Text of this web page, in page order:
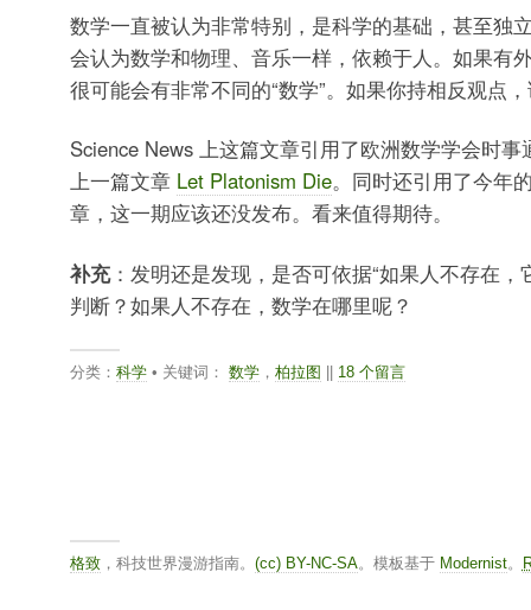
数学一直被认为非常特别，是科学的基础，甚至独
会认为数学和物理、音乐一样，依赖于人。如果有
很可能会有非常不同的“数学”。如果你持相反观点
Science News 上这篇文章引用了欧洲数学学会时事
上一篇文章 Let Platonism Die。同时还引用了今年
章，这一期应该还没发布。看来值得期待。
补充：发明还是发现，是否可依据“如果人不存在，
判断？如果人不存在，数学在哪里呢？
分类： 科学• 关键词： 数学， 柏拉图 18 个留言
格致，科技世界漫游指南。 (cc) BY-NC-SA。模板基于 Modernist。